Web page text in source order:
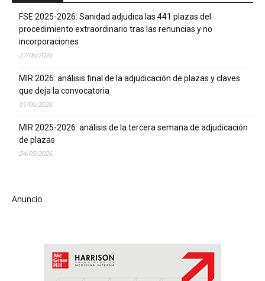
FSE 2025-2026: Sanidad adjudica las 441 plazas del
procedimiento extraordinario tras las renuncias y no
incorporaciones
27/06/2026
MIR 2026: análisis final de la adjudicación de plazas y claves
que deja la convocatoria
01/06/2026
MIR 2025-2026: análisis de la tercera semana de adjudicación
de plazas
24/05/2026
Anuncio